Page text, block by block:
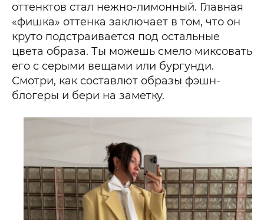
оттенктов стал нежно-лимонный. Главная
«фишка» оттенка заключает в том, что он
круто подстраивается под остальные
цвета образа. Ты можешь смело миксовать
его с серыми вещами или бургунди.
Смотри, как составлют образы фэшн-
блогеры и бери на заметку.